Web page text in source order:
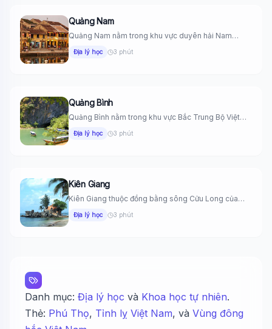
Quảng Nam
Quảng Nam nằm trong khu vực duyên hải Nam
Địa lý học 3 phút
Quảng Bình
Quảng Bình nằm trong khu vực Bắc Trung Bộ Việt
Địa lý học 3 phút
Kiên Giang
Kiên Giang thuộc đồng bằng sông Cửu Long của
Địa lý học 3 phút
Danh mục: Địa lý học và Khoa học tự nhiên.
Thẻ: Phú Thọ, Tỉnh lỵ Việt Nam, và Vùng đông
🤖Sẵn sàng hỗ trợ
🎓
🔬 Albert Einstein